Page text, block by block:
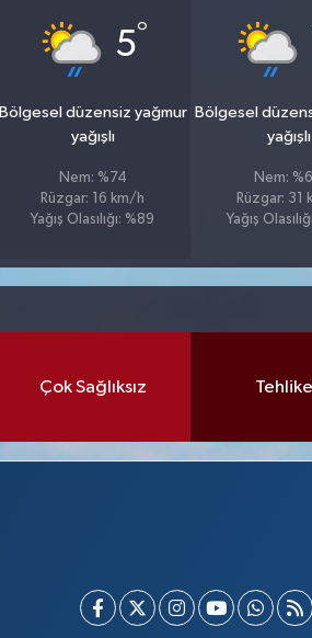
5°
Bölgesel düzensiz yağmur
yağışlı
Nem: %74
Rüzgar: 16 km/h
Yağış Olasılığı: %89
Bölgesel
yağışlı
Nem:
Rüzgar: 31
Yağış
Çok Sağlıksız